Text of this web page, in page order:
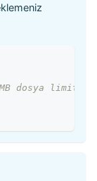
dosya limiti